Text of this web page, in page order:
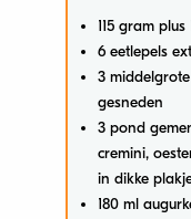
115 gram
6 eetlepels
3
gesneden
3 pond
cremini,
in dikke
180 ml